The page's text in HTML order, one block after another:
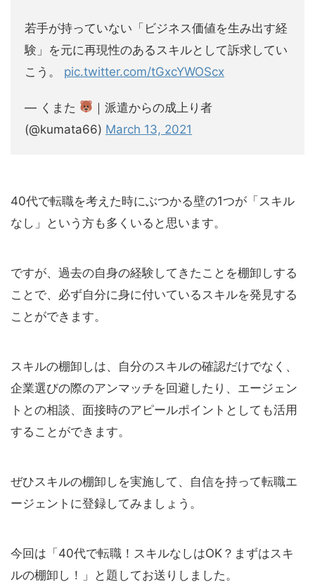
若手が持っていない「ビジネス価値を生み出す経
験」を元に再現性のあるスキルとして訴求してい
こう。 pic.twitter.com/tGxcYWOScx
— くまた
｜派遣からの成上り者
(@kumata66) March 13, 2021
40代で転職を考えた時にぶつかる壁の1つが「スキル
なし」という方も多くいると思います。
ですが、過去の自身の経験してきたことを棚卸しする
ことで、必ず自分に身に付いているスキルを発見する
ことができます。
スキルの棚卸しは、自分のスキルの確認だけでなく、
企業選びの際のアンマッチを回避したり、エージェン
トとの相談、面接時のアピールポイントとしても活用
することができます。
ぜひスキルの棚卸しを実施して、自信を持って転職エ
ージェントに登録してみましょう。
今回は「40代で転職！スキルなしはOK？まずはスキ
ルの棚卸し！」と題してお送りしました。